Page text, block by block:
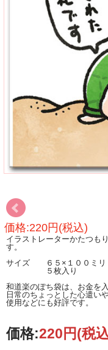
価格:220円(税込)
イラストレーターかたつも
す。
サイズ ６５×１００ミ
５枚入り
和道楽のぽち袋は、お金を
日常のちょっとした心遣い
使用などにも好評です。
価格:220円(税